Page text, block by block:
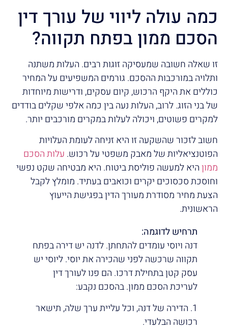
כמה עולה ליווי של עורך דין
הסכם ממון בפתח תקווה?
זו שאלה חשובה שמעסיקה זוגות רבים. העלות משתנה
ותלויה במורכבות ההסכם. גורמים המשפיעים על המחיר
כוללים את היקף הרכוש, קיום עסקים, ודרישות מיוחדות
של בני הזוג. לרוב, העלות נעה בין כמה אלפי שקלים בודדים
למקרים פשוטים, ויכולה לעלות במקרים מורכבים יותר.
חשוב לזכור שהשקעה זו היא זניחה לעומת העלויות
הפוטנציאליות של מאבק משפטי על רכוש. עלות הסכם
ממוןהיא למעשה פוליסת ביטוח. היא מבטיחה שקט נפשי
וחוסכת סכסוכים יקרים וכואבים בעתיד. מומלץ לקבל
הצעת מחיר מסודרת מעורך הדין בפגישת הייעוץ
הראשונית.
תרחיש לדוגמה:
דנה ויוסי עומדים להתחתן. לדנה יש דירה בפתח
תקווה שרכשה לפני שהכירה את יוסי. ליוסי יש
עסק קטן בתחילת דרכו. הם פנו לעורך דין
לעריכת הסכם ממון. בהסכם נקבע:
1. הדירה של דנה, וכל עליית ערך שלה, תישאר
רכושה הבלעדי.